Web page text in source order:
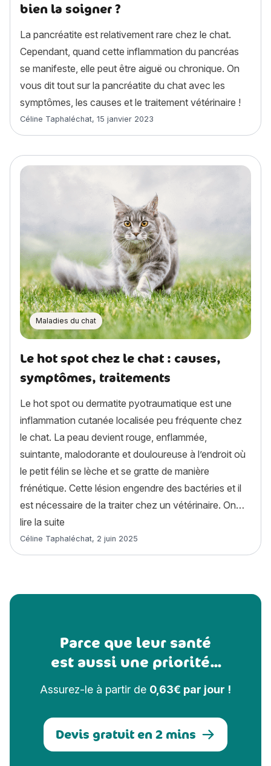
bien la soigner ?
La pancréatite est relativement rare chez le chat.
Cependant, quand cette inflammation du pancréas
se manifeste, elle peut être aiguë ou chronique. On
vous dit tout sur la pancréatite du chat avec les
symptômes, les causes et le traitement vétérinaire !
Article rédigé par
Céline Taphaléchat, 15 janvier 2023
Maladies du chat
Le hot spot chez le chat : causes,
symptômes, traitements
Le hot spot ou dermatite pyotraumatique est une
inflammation cutanée localisée peu fréquente chez
le chat. La peau devient rouge, enflammée,
suintante, malodorante et douloureuse à l’endroit où
le petit félin se lèche et se gratte de manière
frénétique. Cette lésion engendre des bactéries et il
est nécessaire de la traiter chez un vétérinaire. On…
lire la suite
Article rédigé par
Céline Taphaléchat, 2 juin 2025
Parce que leur santé
est aussi une priorité...
Assurez-le à partir de 0,63€ par jour !
Devis gratuit en 2 mins